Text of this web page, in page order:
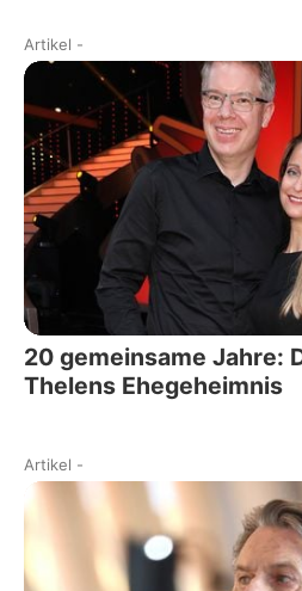
Artikel -
20 gemeinsame Jahre:
Thelens Ehegeheimnis
Artikel -